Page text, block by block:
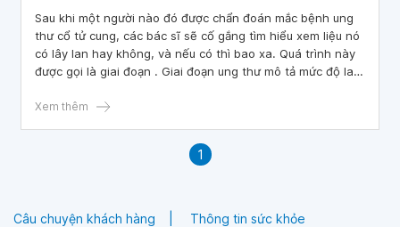
Sau khi một người nào đó được chẩn đoán mắc bệnh ung
thư cổ tử cung, các bác sĩ sẽ cố gắng tìm hiểu xem liệu nó
có lây lan hay không, và nếu có thì bao xa. Quá trình này
được gọi là giai đoạn . Giai đoạn ung thư mô tả mức độ lan
nghiêm trọng của bệnh ung thư và cách điều trị tốt. Giai
việc quyết định cách điều trị ung thư và xác định mức độ
thành công của việc điều trị.
Xem thêm
1
Câu chuyện khách hàng Thông tin sức khỏe